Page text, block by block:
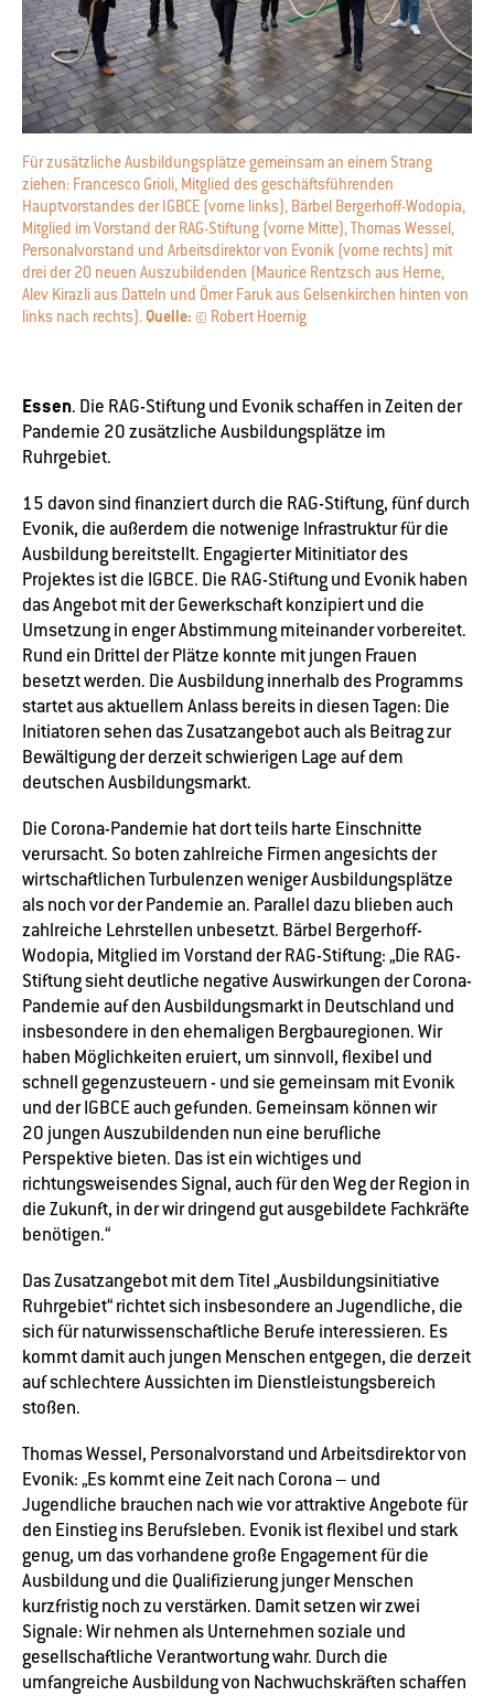
Für zusätzliche Ausbildungsplätze gemeinsam an einem Strang
ziehen: Francesco Grioli, Mitglied des geschäftsführenden
Hauptvorstandes der IGBCE (vorne links), Bärbel Bergerhoff-Wodopia,
Mitglied im Vorstand der RAG-Stiftung (vorne Mitte), Thomas Wessel,
Personalvorstand und Arbeitsdirektor von Evonik (vorne rechts) mit
drei der 20 neuen Auszubildenden (Maurice Rentzsch aus Herne,
Alev Kirazli aus Datteln und Ömer Faruk aus Gelsenkirchen hinten von
links nach rechts).Quelle: © Robert Hoernig
Essen. Die RAG-Stiftung und Evonik schaffen in Zeiten der
Pandemie 20 zusätzliche Ausbildungsplätze im
Ruhrgebiet.
15 davon sind finanziert durch die RAG-Stiftung, fünf durch
Evonik, die außerdem die notwenige Infrastruktur für die
Ausbildung bereitstellt. Engagierter Mitinitiator des
Projektes ist die IGBCE. Die RAG-Stiftung und Evonik haben
das Angebot mit der Gewerkschaft konzipiert und die
Umsetzung in enger Abstimmung miteinander vorbereitet.
Rund ein Drittel der Plätze konnte mit jungen Frauen
besetzt werden. Die Ausbildung innerhalb des Programms
startet aus aktuellem Anlass bereits in diesen Tagen: Die
Initiatoren sehen das Zusatzangebot auch als Beitrag zur
Bewältigung der derzeit schwierigen Lage auf dem
deutschen Ausbildungsmarkt.
Die Corona-Pandemie hat dort teils harte Einschnitte
verursacht. So boten zahlreiche Firmen angesichts der
wirtschaftlichen Turbulenzen weniger Ausbildungsplätze
als noch vor der Pandemie an. Parallel dazu blieben auch
zahlreiche Lehrstellen unbesetzt. Bärbel Bergerhoff-
Wodopia, Mitglied im Vorstand der RAG-Stiftung: „Die RAG-
Stiftung sieht deutliche negative Auswirkungen der Corona-
Pandemie auf den Ausbildungsmarkt in Deutschland und
insbesondere in den ehemaligen Bergbauregionen. Wir
haben Möglichkeiten eruiert, um sinnvoll, flexibel und
schnell gegenzusteuern - und sie gemeinsam mit Evonik
und der IGBCE auch gefunden. Gemeinsam können wir
20 jungen Auszubildenden nun eine berufliche
Perspektive bieten. Das ist ein wichtiges und
richtungsweisendes Signal, auch für den Weg der Region in
die Zukunft, in der wir dringend gut ausgebildete Fachkräfte
benötigen.“
Das Zusatzangebot mit dem Titel „Ausbildungsinitiative
Ruhrgebiet“ richtet sich insbesondere an Jugendliche, die
sich für naturwissenschaftliche Berufe interessieren. Es
kommt damit auch jungen Menschen entgegen, die derzeit
auf schlechtere Aussichten im Dienstleistungsbereich
stoßen.
Thomas Wessel, Personalvorstand und Arbeitsdirektor von
Evonik: „Es kommt eine Zeit nach Corona – und
Jugendliche brauchen nach wie vor attraktive Angebote für
den Einstieg ins Berufsleben. Evonik ist flexibel und stark
genug, um das vorhandene große Engagement für die
Ausbildung und die Qualifizierung junger Menschen
kurzfristig noch zu verstärken. Damit setzen wir zwei
Signale: Wir nehmen als Unternehmen soziale und
gesellschaftliche Verantwortung wahr. Durch die
umfangreiche Ausbildung von Nachwuchskräften schaffen